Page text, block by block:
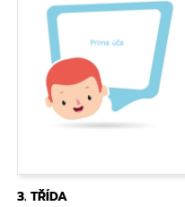
3. TŘÍDA